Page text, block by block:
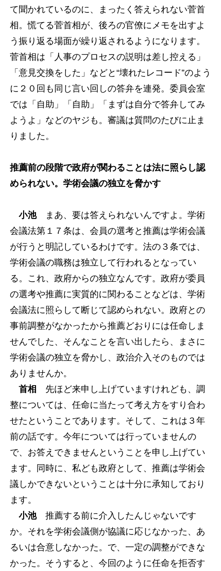
て聞かれているのに、まったく答えられない菅首
相。慌てる菅首相が、後ろの官僚にメモを出すよ
う振り返る場面が繰り返されるようになります。
菅首相は「人事のプロセスの説明は差し控える」
「意見交換をした」などと“壊れたレコード”のよう
に２０回も同じ言い回しの答弁を連発。委員会室
では「自助」「自助」「まずは自分で答弁してみ
ようよ」などのヤジも。審議は質問のたびに止ま
りました。
推薦前の段階で政府が関わることは法に照らし認
められない。学術会議の独立を脅かす
小池まあ、要は答えられないんですよ。学術
会議法第１７条は、会員の選考と推薦は学術会議
が行うと明記しているわけです。法の３条では、
学術会議の職務は独立して行われるとなってい
る。これ、政府からの独立なんです。政府が委員
の選考や推薦に実質的に関わることなどは、学術
会議法に照らして断じて認められない。政府との
事前調整がなかったから推薦どおりには任命しま
せんでした、そんなことを言い出したら、まさに
学術会議の独立を脅かし、政治介入そのものでは
ありませんか。
首相
先ほど来申し上げていますけれども、調
整については、任命に当たって考え方をすり合わ
せたということであります。そして、これは３年
前の話です。今年については行っていませんの
で、お答えできませんということを申し上げてい
ます。同時に、私ども政府として、推薦は学術会
議しかできないということは十分に承知しており
ます。
小池推薦する前に介入したんじゃないです
か。それを学術会議側が協議に応じなかった、あ
るいは合意しなかった。で、一定の調整ができな
かった。そうすると、今回のように任命を拒否す